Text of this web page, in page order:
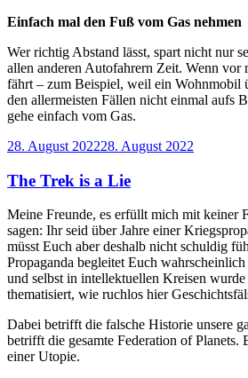
Einfach mal den Fuß vom Gas nehmen
Wer richtig Abstand lässt, spart nicht nur
allen anderen Autofahrern Zeit. Wenn vor
fährt – zum Beispiel, weil ein Wohnmobil
den allermeisten Fällen nicht einmal aufs
gehe einfach vom Gas.
Veröffentlicht
28. August 202228. August 2022
The Trek is a Lie
Meine Freunde, es erfüllt mich mit keiner
sagen: Ihr seid über Jahre einer
müsst Euch aber deshalb nicht schuldig
Propaganda begleitet Euch
und selbst in intellektuellen Kreisen
thematisiert, wie ruchlos hier
Dabei betrifft die falsche Historie unsere
betrifft die gesamte Federation of
einer Utopie.